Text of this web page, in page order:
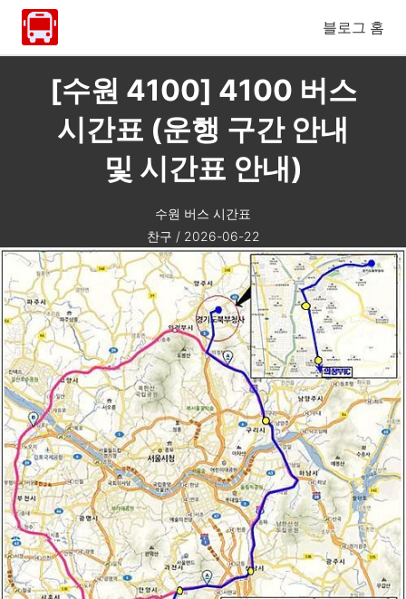
블로그 홈
[수원 4100] 4100 버스
시간표 (운행 구간 안내
및 시간표 안내)
수원 버스 시간표
찬구 / 2026-06-22